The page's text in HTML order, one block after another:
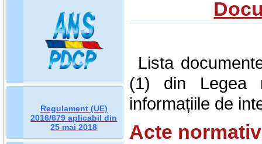
Regulament (UE)
2016/679 aplicabil din
25 mai 2018
Lista
(1) din Legea
informațiile de
Acte